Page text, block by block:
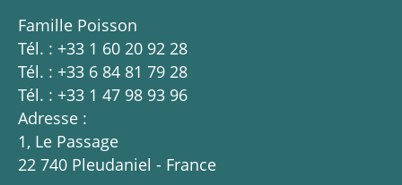
Famille Poisson
Tél. : +33 1 60 20 92 28
Tél. : +33 6 84 81 79 28
Tél. : +33 1 47 98 93 96
Adresse :
1, Le Passage
22 740 Pleudaniel - France